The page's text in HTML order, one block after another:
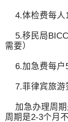
4.体检费每人
5.移民局BICC
需要）
6.加急费每户
7.菲律宾旅游
加急办理周期
周期是2-3个月不